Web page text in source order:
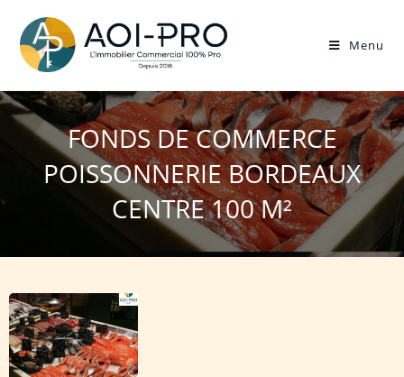
Menu
FONDS DE COMMERCE
POISSONNERIE BORDEAUX
CENTRE 100 M²